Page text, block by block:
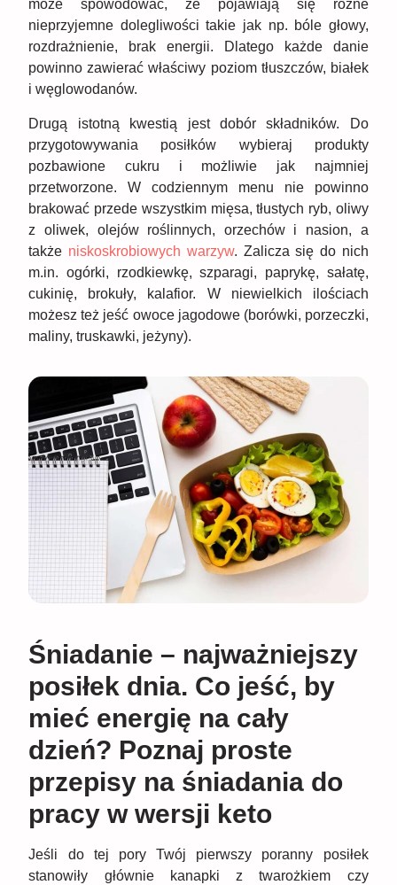
może spowodować, że pojawiają się różne
nieprzyjemne dolegliwości takie jak np. bóle głowy,
rozdrażnienie, brak energii. Dlatego każde danie
powinno zawierać właściwy poziom tłuszczów, białek
i węglowodanów.
Drugą istotną kwestią jest dobór składników. Do
przygotowywania posiłków wybieraj produkty
pozbawione cukru i możliwie jak najmniej
przetworzone. W codziennym menu nie powinno
brakować przede wszystkim mięsa, tłustych ryb, oliwy
z oliwek, olejów roślinnych, orzechów i nasion, a
także niskoskrobiowych warzyw. Zalicza się do nich
m.in. ogórki, rzodkiewkę, szparagi, paprykę, sałatę,
cukinię, brokuły, kalafior. W niewielkich ilościach
możesz też jeść owoce jagodowe (borówki, porzeczki,
maliny, truskawki, jeżyny).
Śniadanie – najważniejszy
posiłek dnia. Co jeść, by
mieć energię na cały
dzień? Poznaj proste
przepisy na śniadania do
pracy w wersji keto
Jeśli do tej pory Twój pierwszy poranny posiłek
stanowiły głównie kanapki z twarożkiem czy